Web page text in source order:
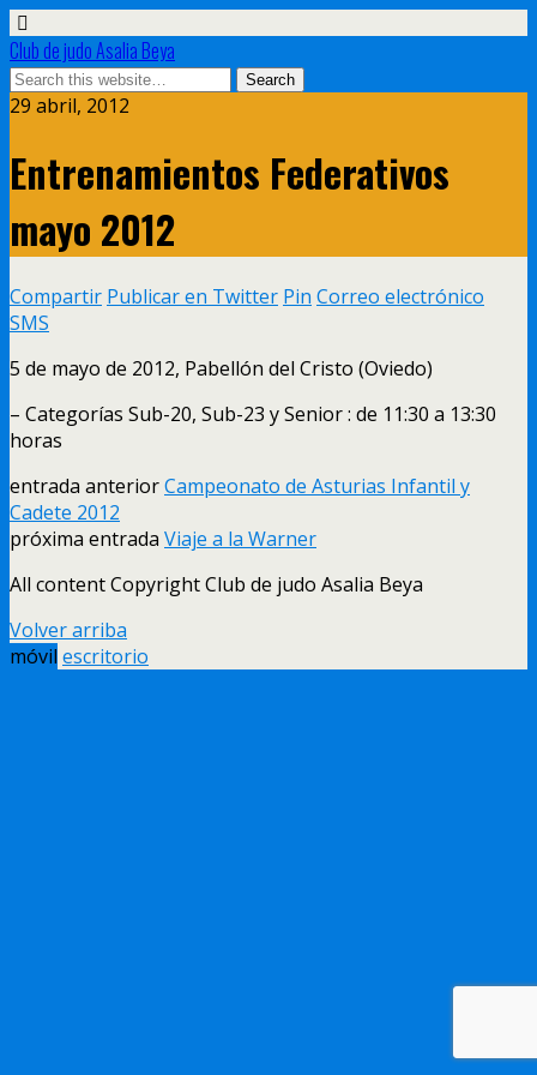
Club de judo Asalia Beya
29 abril, 2012
Entrenamientos Federativos
mayo 2012
Compartir Publicar en Twitter Pin Correo electrónico
SMS
5 de mayo de 2012, Pabellón del Cristo (Oviedo)
– Categorías Sub-20, Sub-23 y Senior : de 11:30 a 13:30
horas
entrada anteriorCampeonato de Asturias Infantil y
Cadete 2012
próxima entrada Viaje a la Warner
All content Copyright Club de judo Asalia Beya
Volver arriba
móvil escritorio